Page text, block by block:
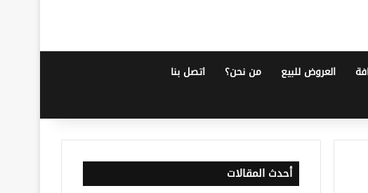
العروض للبيع من نحن؟ اتصل بنا
أحدث المقالات